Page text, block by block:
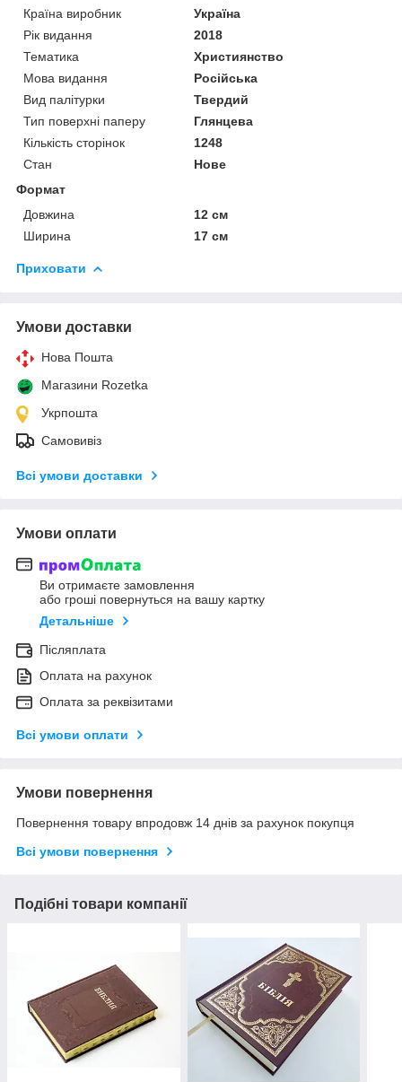
Країна виробник
Україна
Рік видання
2018
Тематика
Християнство
Мова видання
Російська
Вид палітурки
Твердий
Тип поверхні паперу
Глянцева
Кількість сторінок
1248
Стан
Нове
Формат
Довжина
12 см
Ширина
17 см
Приховати
Умови доставки
Нова Пошта
Магазини Rozetka
Укрпошта
Самовивіз
Всі умови доставки
Умови оплати
Ви отримаєте замовлення
або гроші повернуться на вашу картку
Детальніше
Післяплата
Оплата на рахунок
Оплата за реквізитами
Всі умови оплати
Умови повернення
Повернення товару впродовж 14 днів за рахунок покупця
Всі умови повернення
Подібні товари компанії